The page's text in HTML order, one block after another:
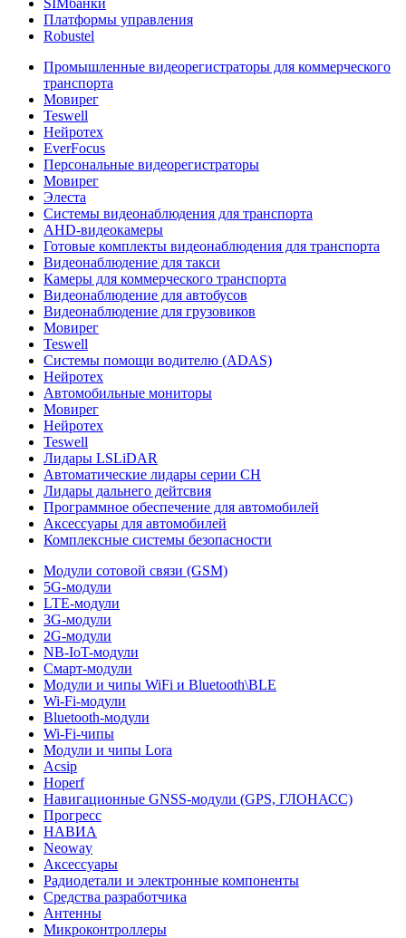
SIMбанки
Платформы управления
Robustel
Промышленные видеорегистраторы для коммерческого
транспорта
Мовирег
Teswell
Нейротех
EverFocus
Персональные видеорегистраторы
Мовирег
Элеста
Системы видеонаблюдения для транспорта
AHD-видеокамеры
Готовые комплекты видеонаблюдения для транспорта
Видеонаблюдение для такси
Камеры для коммерческого транспорта
Видеонаблюдение для автобусов
Видеонаблюдение для грузовиков
Мовирег
Teswell
Системы помощи водителю (ADAS)
Нейротех
Автомобильные мониторы
Мовирег
Нейротех
Teswell
Лидары LSLiDAR
Автоматические лидары серии CH
Лидары дальнего дейтсвия
Программное обеспечение для автомобилей
Аксессуары для автомобилей
Комплексные системы безопасности
Модули сотовой связи (GSM)
5G-модули
LTE-модули
3G-модули
2G-модули
NB-IoT-модули
Смарт-модули
Модули и чипы WiFi и Bluetooth\BLE
Wi-Fi-модули
Bluetooth-модули
Wi-Fi-чипы
Модули и чипы Lora
Acsip
Hoperf
Навигационные GNSS-модули (GPS, ГЛОНАСС)
Прогресс
НАВИА
Neoway
Аксессуары
Радиодетали и электронные компоненты
Средства разработчика
Антенны
Микроконтроллеры